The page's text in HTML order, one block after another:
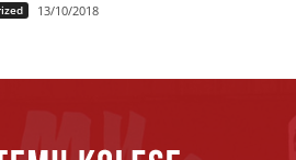
13/10/2018